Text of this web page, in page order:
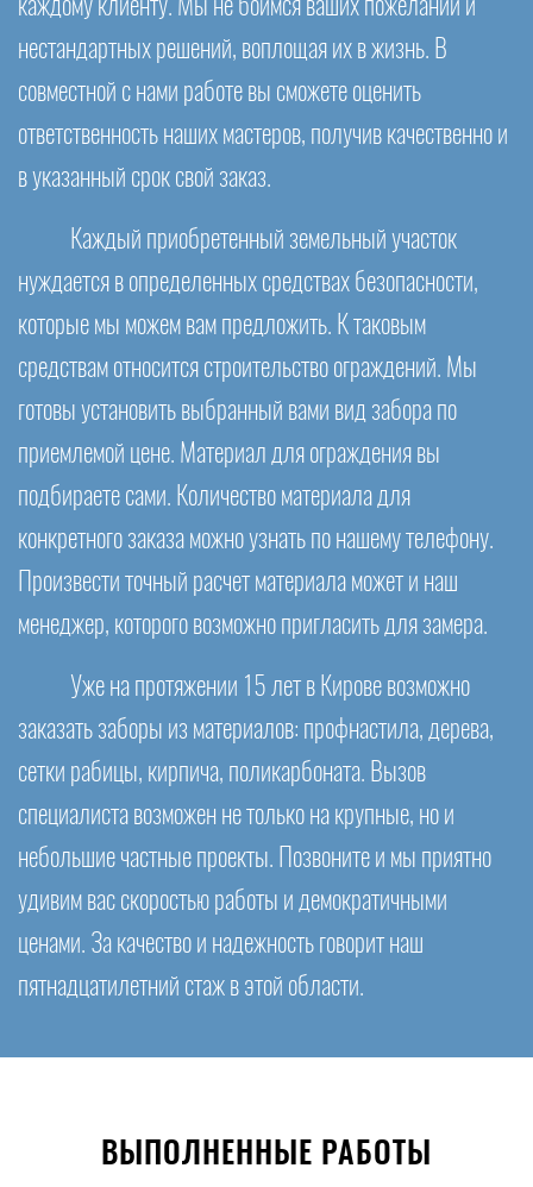
каждому клиенту. Мы не боимся ваших пожеланий и
нестандартных решений, воплощая их в жизнь. В
совместной с нами работе вы сможете оценить
ответственность наших мастеров, получив качественно и
в указанный срок свой заказ.
Каждый приобретенный земельный участок
нуждается в определенных средствах безопасности,
которые мы можем вам предложить. К таковым
средствам относится строительство ограждений. Мы
готовы установить выбранный вами вид забора по
приемлемой цене. Материал для ограждения вы
подбираете сами. Количество материала для
конкретного заказа можно узнать по нашему телефону.
Произвести точный расчет материала может и наш
менеджер, которого возможно пригласить для замера.
Уже на протяжении 15 лет в Кирове возможно
заказать заборы из материалов: профнастила, дерева,
сетки рабицы, кирпича, поликарбоната. Вызов
специалиста возможен не только на крупные, но и
небольшие частные проекты. Позвоните и мы приятно
удивим вас скоростью работы и демократичными
ценами. За качество и надежность говорит наш
пятнадцатилетний стаж в этой области.
ВЫПОЛНЕННЫЕ РАБОТЫ